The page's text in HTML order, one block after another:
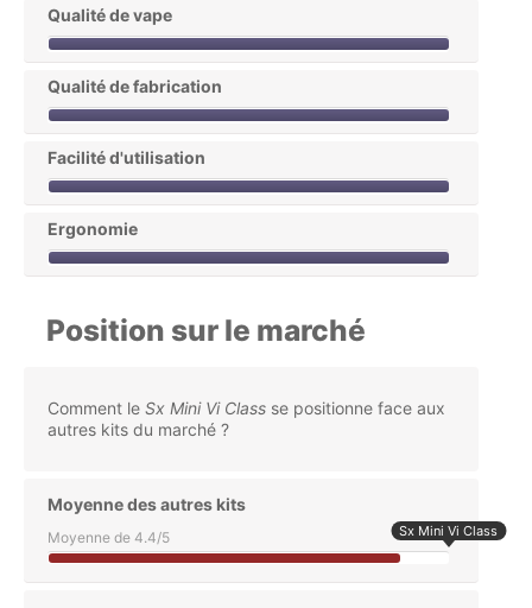
Utilisation
Inhalation
Profil
Débutant ou avancé
Avis de la rédaction
Rapport qualité / prix